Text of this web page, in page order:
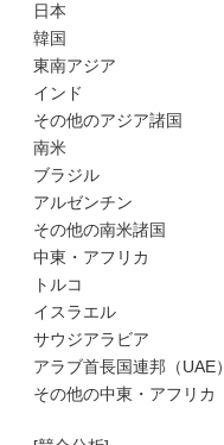
日本
韓国
東南アジア
インド
その他のアジア諸国
南米
ブラジル
アルゼンチン
その他の南米諸国
中東・アフリカ
トルコ
イスラエル
サウジアラビア
アラブ首長国連邦（UAE）
その他の中東・アフリカ